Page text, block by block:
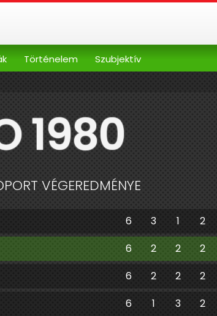
Történelem Szubjektív
1980
VÉGEREDMÉNYE
6 3 1 2
6 2 2 2
6 2 2 2
6 1 3 2